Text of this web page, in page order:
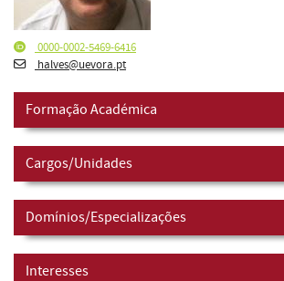
0000-0002-5469-6416
halves@uevora.pt
Formação Académica
Cargos/Unidades
Domínios/Especializações
Interesses